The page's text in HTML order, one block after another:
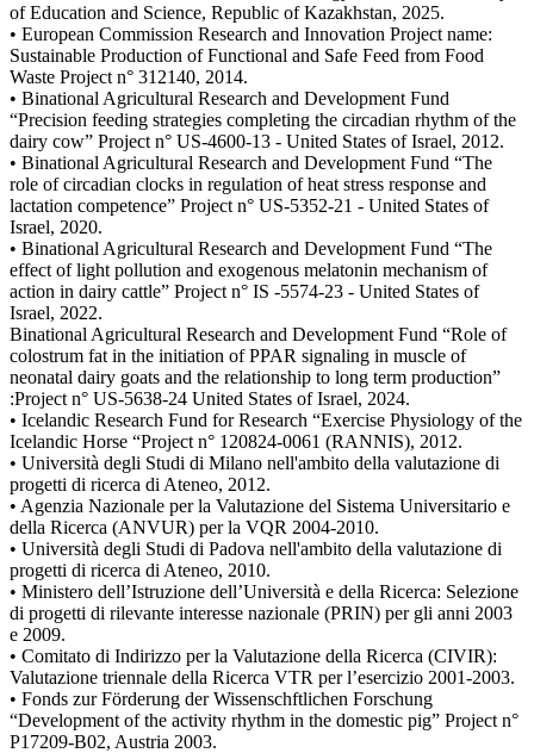
of Education and Science, Republic of Kazakhstan, 2025.
• European Commission Research and Innovation Project name:
Sustainable Production of Functional and Safe Feed from Food
Waste Project n° 312140, 2014.
• Binational Agricultural Research and Development Fund
“Precision feeding strategies completing the circadian rhythm of the
dairy cow” Project n° US-4600-13 - United States of Israel, 2012.
• Binational Agricultural Research and Development Fund “The
role of circadian clocks in regulation of heat stress response and
lactation competence” Project n° US-5352-21 - United States of
Israel, 2020.
• Binational Agricultural Research and Development Fund “The
effect of light pollution and exogenous melatonin mechanism of
action in dairy cattle” Project n° IS -5574-23 - United States of
Israel, 2022.
Binational Agricultural Research and Development Fund “Role of
colostrum fat in the initiation of PPAR signaling in muscle of
neonatal dairy goats and the relationship to long term production”
:Project n° US-5638-24 United States of Israel, 2024.
• Icelandic Research Fund for Research “Exercise Physiology of the
Icelandic Horse “Project n° 120824-0061 (RANNIS), 2012.
• Università degli Studi di Milano nell'ambito della valutazione di
progetti di ricerca di Ateneo, 2012.
• Agenzia Nazionale per la Valutazione del Sistema Universitario e
della Ricerca (ANVUR) per la VQR 2004-2010.
• Università degli Studi di Padova nell'ambito della valutazione di
progetti di ricerca di Ateneo, 2010.
• Ministero dell’Istruzione dell’Università e della Ricerca: Selezione
di progetti di rilevante interesse nazionale (PRIN) per gli anni 2003
e 2009.
• Comitato di Indirizzo per la Valutazione della Ricerca (CIVIR):
Valutazione triennale della Ricerca VTR per l’esercizio 2001-2003.
• Fonds zur Förderung der Wissenschftlichen Forschung
“Development of the activity rhythm in the domestic pig” Project n°
P17209-B02, Austria 2003.